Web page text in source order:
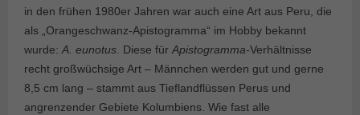
in den frühen 1980er Jahren war auch eine Art aus Peru, die
als „Orangeschwanz-Apistogramma“ im Hobby bekannt
wurde: A. eunotus . Diese für Apistogramma-Verhältnisse
recht großwüchsige Art – Männchen werden gut und gerne
8,5 cm lang – stammt aus Tieflandflüssen Perus und
angrenzender Gebiete Kolumbiens. Wie fast alle